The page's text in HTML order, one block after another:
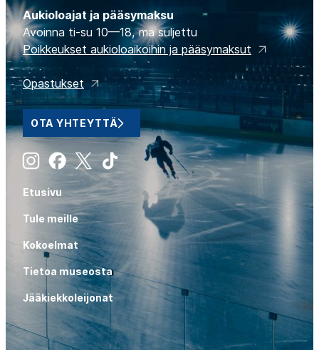
Aukioloajat ja pääsymaksu
Avoinna ti-su 10—18, ma suljettu
Poikkeukset aukioloaikoihin ja pääsymaksut
Opastukset
OTA YHTEYTTÄ
InstagramFacebook
X Tiktok
Etusivu
Tule meille
Kokoelmat
Tietoa museosta
Jääkiekkoleijonat